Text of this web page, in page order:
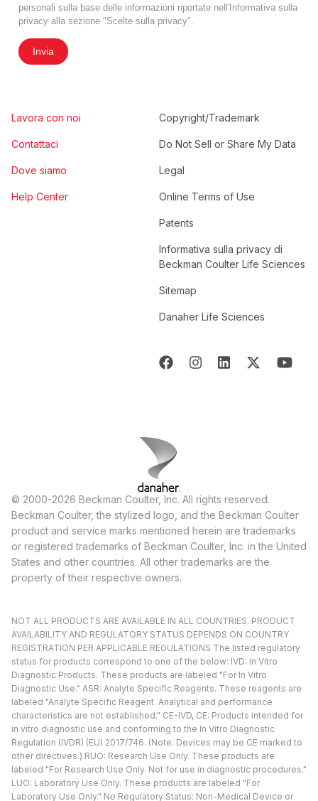
personali sulla base delle informazioni riportate nell'Informativa sulla
privacy alla sezione "Scelte sulla privacy".
Invia
Lavora con noi
Contattaci
Dove siamo
Help Center
Copyright/Trademark
Do Not Sell or Share My Data
Legal
Online Terms of Use
Patents
Informativa sulla privacy di
Beckman Coulter Life Sciences
Sitemap
Danaher Life Sciences
© 2000-2026 Beckman Coulter, Inc. All rights reserved.
Beckman Coulter, the stylized logo, and the Beckman Coulter
product and service marks mentioned herein are trademarks
or registered trademarks of Beckman Coulter, Inc. in the United
States and other countries. All other trademarks are the
property of their respective owners.
NOT ALL PRODUCTS ARE AVAILABLE IN ALL COUNTRIES. PRODUCT
AVAILABILITY AND REGULATORY STATUS DEPENDS ON COUNTRY
REGISTRATION PER APPLICABLE REGULATIONS The listed regulatory
status for products correspond to one of the below: IVD: In Vitro
Diagnostic Products. These products are labeled "For In Vitro
Diagnostic Use." ASR: Analyte Specific Reagents. These reagents are
labeled "Analyte Specific Reagent. Analytical and performance
characteristics are not established." CE-IVD, CE: Products intended for
in vitro diagnostic use and conforming to the In Vitro Diagnostic
Regulation (IVDR) (EU) 2017/746. (Note: Devices may be CE marked to
other directives.) RUO: Research Use Only. These products are
labeled "For Research Use Only. Not for use in diagnostic procedures."
LUO: Laboratory Use Only. These products are labeled "For
Laboratory Use Only." No Regulatory Status: Non-Medical Device or